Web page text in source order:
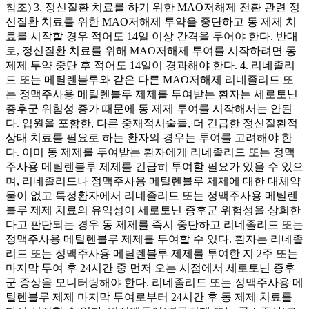
참조) 3. 정신질환 치료를 하기 위한 MAO저해제 전환 관련 정
신질환 치료를 위한 MAO저해제 투약을 중단하고 동 제제 치
료를 시작할 경우 적어도 14일 이상 간격을 두어야 한다. 반대
로, 정신질환 치료를 위해 MAO저해제 투여를 시작하려면 동
제제 투약 중단 후 적어도 14일이 경과해야 한다. 4. 리네졸리
드 또는 메틸렌블루와 같은 다른 MAO저해제 리네졸리드 또
는 정맥주사용 메틸렌블루 제제를 투여받는 환자는 세로토닌
증후군 위험성 증가 때문에 동 제제 투여를 시작해서는 안된
다. 입원을 포함한, 다른 중재적시술들, 더 긴급한 정신질환적
상태 치료를 필요로 하는 환자의 경우는 투여를 고려해야 한
다. 이미 동 제제를 투여받는 환자에게 리네졸리드 또는 정맥
주사용 메틸렌블루 제제를 긴급히 투여할 필요가 있을 수 있으
며, 리네졸리드나 정맥주사용 메틸렌블루 제제에 대한 대체약
물이 없고 특정환자에서 리네졸리드 또는 정맥주사용 메틸렌
블루 제제 치료의 유익성이 세로토닌 증후군 위험성을 상회한
다고 판단되는 경우 동 제제를 즉시 중단하고 리네졸리드 또는
정맥주사용 메틸렌블루 제제를 투여할 수 있다. 환자는 리네졸
리드 또는 정맥주사용 메틸렌블루 제제를 투여한 지 2주 또는
마지막 투여 후 24시간 중 먼저 오는 시점에서 세로토닌 증후
군 증상을 모니터링해야 한다. 리네졸리드 또는 정맥주사용 메
틸렌블루 제제 마지막 투여로부터 24시간 후 동 제제 치료를